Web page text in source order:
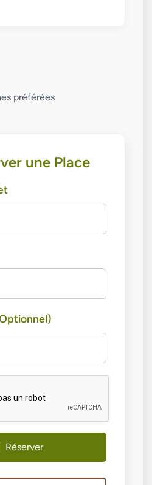
préférées
une Place
Réserver